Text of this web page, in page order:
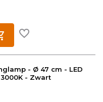
- Ø 47 cm - LED
- Zwart